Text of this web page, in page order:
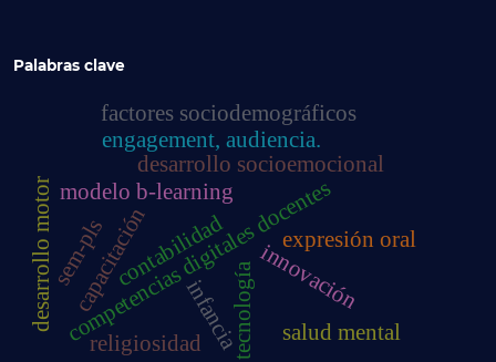
Palabras clave
modelo b-learning
competencias digitales docentes
tecnología
capacitación innovación
desarrollo socioemocional
expresión oral
desarrollo motor
engagement, audiencia.
factores sociodemográficos
salud mental
contabilidad
religiosidad
sem-pls
infancia